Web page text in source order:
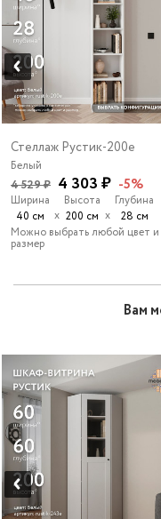
Стеллаж Рустик-200e
Белый
4 529 ₽ 4 303 ₽ -5%
Ширина
40 см
х
Высота
200 см х
Глубина
28 см
Можно выбрать любой цвет и
размер
Вам